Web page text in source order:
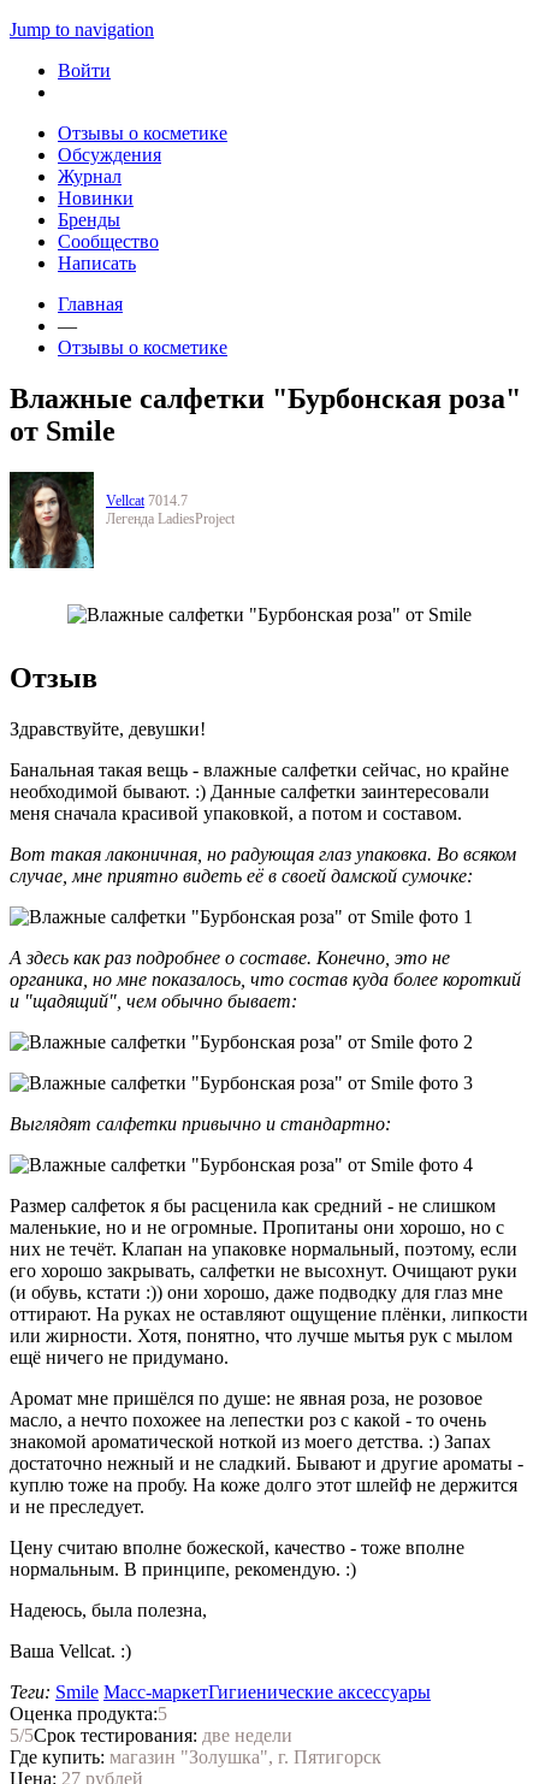
Jump to navigation
Войти
Отзывы о косметике
Обсуждения
Журнал
Новинки
Бренды
Сообщество
Написать
Главная
—
Отзывы о косметике
Влажные салфетки "Бурбонская роза"
от Smile
Vellcat 7014.7
Легенда LadiesProject
Отзыв
Здравствуйте, девушки!
Банальная такая вещь - влажные салфетки сейчас, но крайне
необходимой бывают. :) Данные салфетки заинтересовали
меня сначала красивой упаковкой, а потом и составом.
Вот такая лаконичная, но радующая глаз упаковка. Во всяком
случае, мне приятно видеть её в своей дамской сумочке:
А здесь как раз подробнее о составе. Конечно, это не
органика, но мне показалось, что состав куда более короткий
и "щадящий", чем обычно бывает:
Выглядят салфетки привычно и стандартно:
Размер салфеток я бы расценила как средний - не слишком
маленькие, но и не огромные. Пропитаны они хорошо, но с
них не течёт. Клапан на упаковке нормальный, поэтому, если
его хорошо закрывать, салфетки не высохнут. Очищают руки
(и обувь, кстати :)) они хорошо, даже подводку для глаз мне
оттирают. На руках не оставляют ощущение плёнки, липкости
или жирности. Хотя, понятно, что лучше мытья рук с мылом
ещё ничего не придумано.
Аромат мне пришёлся по душе: не явная роза, не розовое
масло, а нечто похожее на лепестки роз с какой - то очень
знакомой ароматической ноткой из моего детства. :) Запах
достаточно нежный и не сладкий. Бывают и другие ароматы -
куплю тоже на пробу. На коже долго этот шлейф не держится
и не преследует.
Цену считаю вполне божеской, качество - тоже вполне
нормальным. В принципе, рекомендую. :)
Надеюсь, была полезна,
Ваша Vellcat. :)
Теги: Smile Масс-маркетГигиенические аксессуары
Оценка продукта:5
5/5Срок тестирования: две недели
Где купить: магазин "Золушка", г. Пятигорск
Цена: 27 рублей